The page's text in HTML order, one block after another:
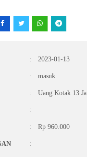
: 2023-01-13
: masuk
: Uang Kotak 13
:
: Rp 960.000
: